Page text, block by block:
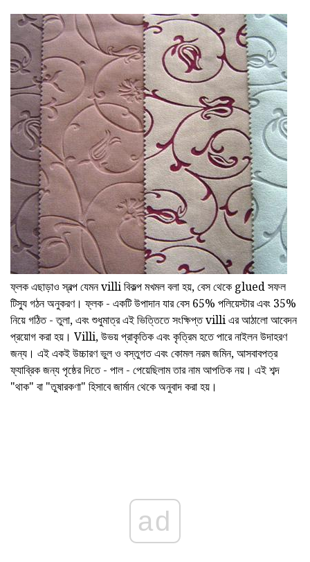
ফ্লক এছাড়াও স্বল্প যেমন villi বিকল্প মখমল বলা হয়, বেস থেকে glued সফল
টিস্যু গঠন অনুকরণ। ফ্লক - একটি উপাদান যার বেস 65% পলিয়েস্টার এবং 35%
নিয়ে গঠিত - তুলা, এবং শুধুমাত্র এই ভিত্তিতে সংক্ষিপ্ত villi এর আঠালো আবেদন
প্রয়োগ করা হয়। Villi, উভয় প্রাকৃতিক এবং কৃত্রিম হতে পারে নাইলন উদাহরণ
জন্য। এই একই উচ্চারণ ভুল ও বস্তুগত এবং কোমল নরম জমিন, আসবাবপত্র
ফ্যাব্রিক জন্য পৃষ্ঠের দিতে - পাল - পেয়েছিলাম তার নাম আপতিক নয়। এই শব্দ
"থাক" বা "তুষারকণা" হিসাবে জার্মান থেকে অনুবাদ করা হয়।
ad